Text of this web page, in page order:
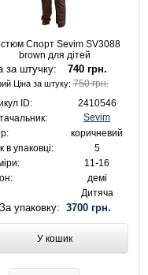
Спорт Sevim SV3088
brown для дітей
за штучку: 740 грн.
Ціна за штуку:750 грн.
ID:
2410546
Sevim
коричневий
в упаковці:
5
11-16
демі
Дитяча
За упаковку: 3700 грн.
У кошик